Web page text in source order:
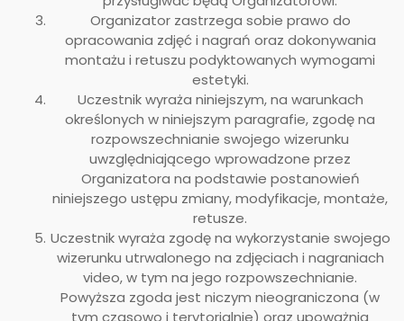
Organizator zastrzega sobie prawo do
opracowania zdjęć i nagrań oraz dokonywania
montażu i retuszu podyktowanych wymogami
estetyki.
Uczestnik wyraża niniejszym, na warunkach
określonych w niniejszym paragrafie, zgodę na
rozpowszechnianie swojego wizerunku
uwzględniającego wprowadzone przez
Organizatora na podstawie postanowień
niniejszego ustępu zmiany, modyfikacje, montaże,
retusze.
Uczestnik wyraża zgodę na wykorzystanie swojego
wizerunku utrwalonego na zdjęciach i nagraniach
video, w tym na jego rozpowszechnianie.
Powyższa zgoda jest niczym nieograniczona (w
tym czasowo i terytorialnie) oraz upoważnia